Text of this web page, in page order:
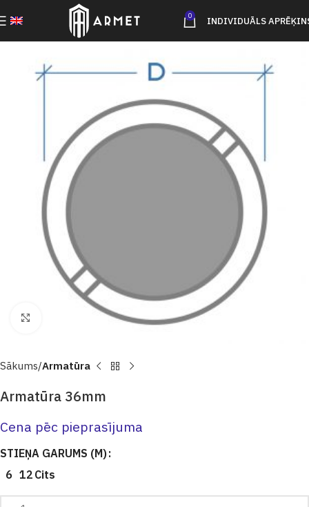
0 INDIVIDUĀLS
Click to enlarge
Sākums Armatūra
Armatūra 36mm
Cena pēc pieprasījuma
STIEŅA GARUMS (M)
6 12 Cits